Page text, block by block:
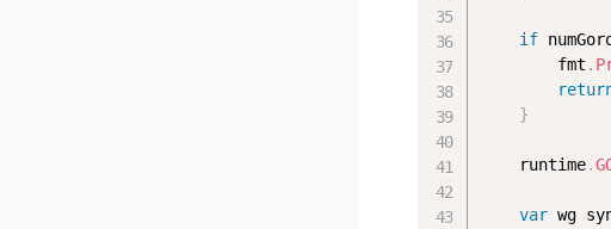
if
        fmt
.
}
    runtime
.
var wg